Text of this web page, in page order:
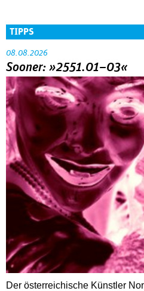
TIPPS
08.08.2026
Sooner: »2551.01–03«
Der österreichische Künstler